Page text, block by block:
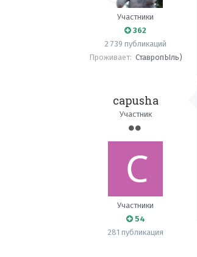
Участники
362
2 739 публикаций
Проживает: СтавропЫль)
capusha
Участник
Участники
54
281 публикация